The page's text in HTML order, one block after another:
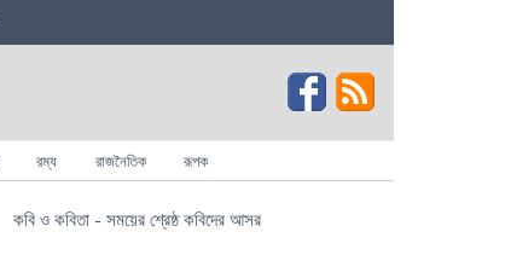
রম্য রাজনৈতিক রূপক
কবি ও কবিতা - সময়ের শ্রেষ্ঠ কবিদের আসর